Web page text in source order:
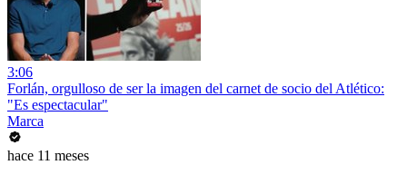
3:06
Forlán, orgulloso de ser la imagen del carnet de socio del Atlético:
"Es espectacular"
Marca
hace 11 meses